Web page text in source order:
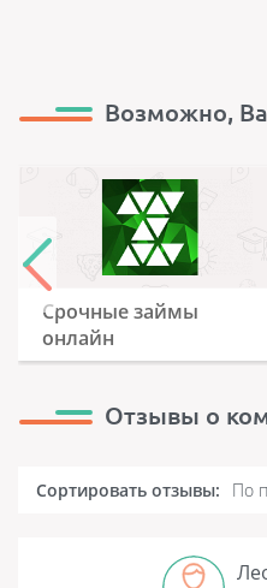
Возможно,
Срочные займы
онлайн
Отзывы о
Сортировать отзывы: По